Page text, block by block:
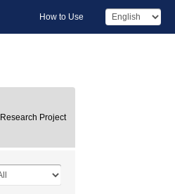
How to Use
Research Project